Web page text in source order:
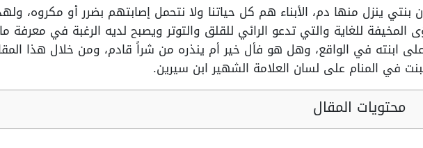
بنتي ينزل منها دم، الأبناء هم كل حياتنا ولا نتحمل إصابتهم بضرر أو مكروه،
المخيفة للغاية والتي تدعو الرائي للقلق والتوتر ويصبح لديه الرغبة في معرفة
ابنته في الواقع، وهل هو فأل خير أم ينذره من شراً قادم، ومن خلال هذا
في المنام على لسان العلامة الشهير ابن سيرين.
محتويات المقال